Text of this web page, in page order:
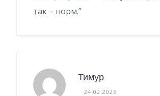
так – норм.”
Тимур
24.02.2026